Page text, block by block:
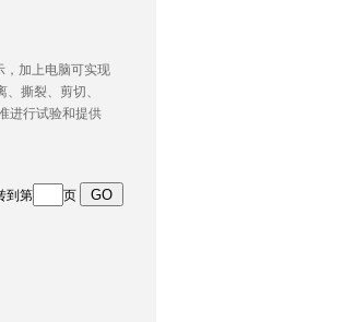
，加上电脑可实现
撕裂、剪切、
进行试验和提供
到第
页